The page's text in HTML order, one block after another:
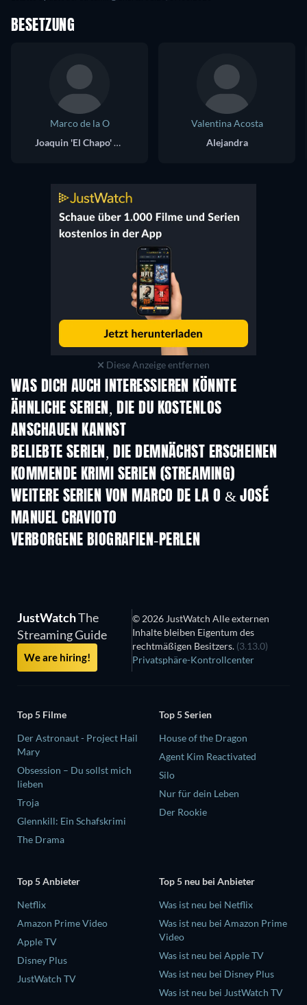
BESETZUNG
Marco de la O
Joaquin 'El Chapo' Guzman
Valentina Acosta
Alejandra
Diese Anzeige entfernen
WAS DICH AUCH INTERESSIEREN KÖNNTE
Serie Serie
ÄHNLICHE SERIEN, DIE DU KOSTENLOS
ANSCHAUEN KANNST
Serie
BELIEBTE SERIEN, DIE DEMNÄCHST ERSCHEINEN
Serie Serie
KOMMENDE KRIMI SERIEN (STREAMING)
Staffel 6 Staffel 2
WEITERE SERIEN VON MARCO DE LA O & JOSÉ
MANUEL CRAVIOTO
Serie
VERBORGENE BIOGRAFIEN-PERLEN
Serie
JustWatchThe
Streaming Guide
We are hiring!
© 2026 JustWatch Alle externen
Inhalte bleiben Eigentum des
rechtmäßigen Besitzers. (3.13.0)
Privatsphäre-Kontrollcenter
Top 5 Filme
Der Astronaut - Project Hail
Mary
Obsession – Du sollst mich
lieben
Troja
Glennkill: Ein Schafskrimi
The Drama
Top 5 Serien
House of the Dragon
Agent Kim Reactivated
Silo
Nur für dein Leben
Der Rookie
Top 5 Anbieter
Netflix
Amazon Prime Video
Apple TV
Disney Plus
JustWatch TV
Top 5 neu bei Anbieter
Was ist neu bei Netflix
Was ist neu bei Amazon Prime
Video
Was ist neu bei Apple TV
Was ist neu bei Disney Plus
Was ist neu bei JustWatch TV